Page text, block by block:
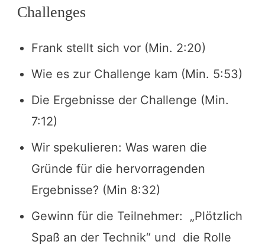
Challenges
Frank stellt sich vor (Min. 2:20)
Wie es zur Challenge kam (Min. 5:53)
Die Ergebnisse der Challenge (Min.
7:12)
Wir spekulieren: Was waren die
Gründe für die hervorragenden
Ergebnisse? (Min 8:32)
Gewinn für die Teilnehmer: „Plötzlich
Spaß an der Technik“ und die Rolle